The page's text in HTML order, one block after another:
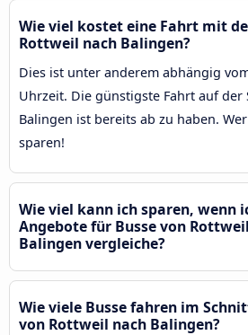
Wie viel kostet eine Fahrt mit
Rottweil nach Balingen?
Dies ist unter anderem abhängig
Uhrzeit. Die günstigste Fahrt auf der
Balingen ist bereits ab zu haben.
sparen!
Wie viel kann ich sparen, wenn
Angebote für Busse von
Balingen vergleiche?
Wie viele Busse fahren im
von Rottweil nach Balingen?